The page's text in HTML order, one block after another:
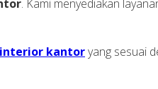
. Kami menyediakan
interior kantoryang sesuai